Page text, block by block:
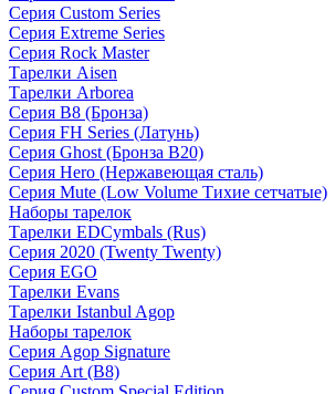
Серия Custom Series
Серия Extreme Series
Серия Rock Master
Тарелки Aisen
Тарелки Arborea
Серия B8 (Бронза)
Серия FH Series (Латунь)
Серия Ghost (Бронза B20)
Серия Hero (Нержавеющая сталь)
Серия Mute (Low Volume Тихие сетчатые)
Наборы тарелок
Тарелки EDCymbals (Rus)
Серия 2020 (Twenty Twenty)
Серия EGO
Тарелки Evans
Тарелки Istanbul Agop
Наборы тарелок
Серия Agop Signature
Серия Art (B8)